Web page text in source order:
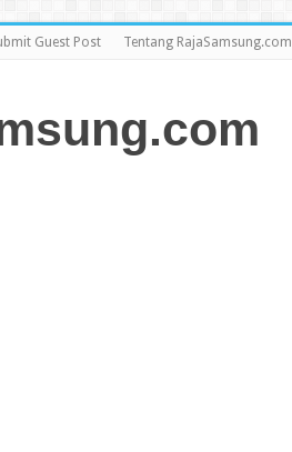
Guest Post Tentang RajaSamsung.com